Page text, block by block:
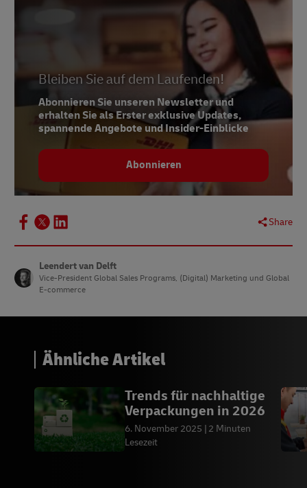
Bleiben Sie auf dem Laufenden!
Abonnieren Sie unseren Newsletter und
erhalten Sie als Erster exklusive Updates,
spannende Angebote und Insider-Einblicke
Abonnieren
Share
Leendert van Delft
Vice-President Global Sales Programs, (Digital) Marketing und Global
E-commerce
Ähnliche Artikel
Trends für nachhaltige
Verpackungen in 2026
6. November 2025
2 Minuten
Lesezeit